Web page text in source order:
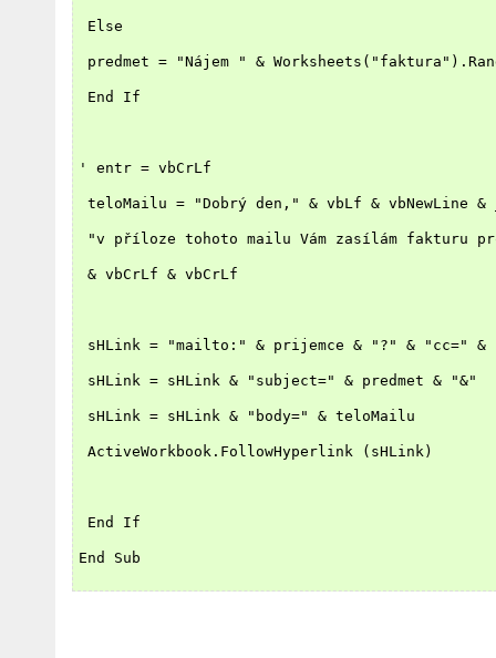
Else
predmet = "Nájem " &
End If
' entr = vbCrLf
teloMailu = "Dobrý den," & vbLf & vbNewLine &
"v příloze tohoto mailu Vám zasílám fakturu
& vbCrLf & vbCrLf
sHLink = "mailto:" & prijemce & "?" & "cc=" &
sHLink = sHLink & "subject=" & predmet & "&"
sHLink = sHLink & "body=" & teloMailu
ActiveWorkbook.FollowHyperlink (sHLink)
End If
End Sub